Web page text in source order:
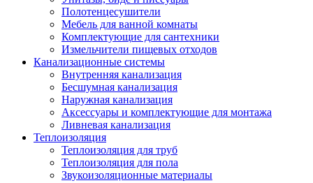
Полотенцесушители
Мебель для ванной комнаты
Комплектующие для сантехники
Измельчители пищевых отходов
Канализационные системы
Внутренняя канализация
Бесшумная канализация
Наружная канализация
Аксессуары и комплектующие для монтажа
Ливневая канализация
Теплоизоляция
Теплоизоляция для труб
Теплоизоляция для пола
Звукоизоляционные материалы